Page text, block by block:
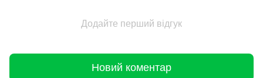
Додайте перший відгук
Новий коментар